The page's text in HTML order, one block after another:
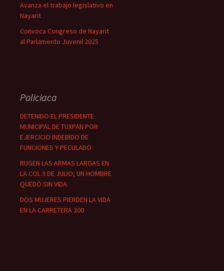
Avanza el trabajo legislativo en
Nayarit
Convoca Congreso de Nayarit
al Parlamento Juvenil 2025
Policiaca
DETENIDO EL PRESIDENTE
MUNICIPAL DE TUXPAN POR
EJERCICIO INDEBIDO DE
FUNCIONES Y PECULADO
RUGEN LAS ARMAS LARGAS EN
LA COL 3 DE JULIO; UN HOMBRE
QUEDÓ SIN VIDA
DOS MUJERES PIERDEN LA VIDA
EN LA CARRETERA 200